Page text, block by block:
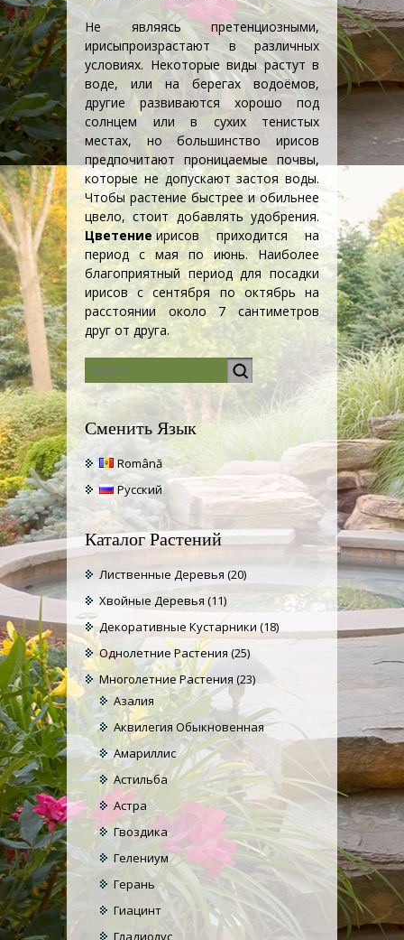
Не являясь претенциозными,
ирисыпроизрастают в различных
условиях. Некоторые виды растут в
воде, или на берегах водоёмов,
другие развиваются хорошо под
солнцем или в сухих тенистых
местах, но большинство ирисов
предпочитают проницаемые почвы,
которые не допускают застоя воды.
Чтобы растение быстрее и обильнее
цвело, стоит добавлять удобрения.
Цветение ирисов приходится на
период с мая по июнь. Наиболее
благоприятный период для посадки
ирисов с сентября по октябрь на
расстоянии около 7 сантиметров
друг от друга.
Сменить Язык
Română
Русский
Каталог Растений
Лиственные Деревья (20)
Хвойные Деревья (11)
Декоративные Кустарники (18)
Однолетние Растения (25)
Многолетние Растения (23)
Азалия
Аквилегия Обыкновенная
Амариллис
Астильба
Астра
Гвоздика
Гелениум
Герань
Гиацинт
Гладиолус